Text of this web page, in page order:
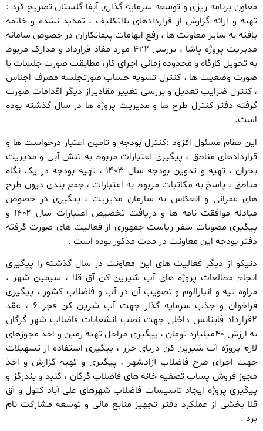
معاون برنامه ریزی و توسعه سرمایه گذاری آبفا گلستان تصریح کرد :
تهیه و ارائه گزارش از قراردادهای بلاتکلیف ، تمدید نشده و خاتمه
یافته به سایر معاونت ها ، رفع ابهامات پیمانکاران در خصوص سامانه
مدیریت پروژه پاشا ، بررسی ۴۲۲ مورد مفاد قرارداد و مدارک مربوط
به تحویل کارگاه و محدوده زمانی اجرای کار، مطابقت صورت جلسات با
صورت وضعیت ها ، کنترل تسویه حساب صورتجلسه مصرف اجناس
، کنترل ضرایب تعدیل و بررسی تغییر مقادیراز دیگر اقدامات صورت
گرفته دفتر کنترل طرح ها و مدیریت پروژه ها در سال گذشته بوده
است.
این مقام مسئول افزود :کنترل بودجه و تامین اعتبار درخواست ها و
قراردادهای مناطق ، پیگیری اعتبارات مربوط به تنش آبی و مدیریت
بحران ، تهیه و تدوین بودجه سال ۱۴۰۳ ، تهیه بودجه در یک نگاه
مناطق ، پاسخ به مکاتبات مربوط به اعتبارات ، جمع بندی دیون طرح
های عمرانی و انعکاس به سازمان مدیریت ، پیگیری در خصوص
مبادله موافقت نامه ها و دریافت تخصیص اعتبارات سال ۱۴۰۲ و
پیگیری مصوبات سفر ریاست جمهوری از فعالیت های صورت گرفته
دفتر بودجه این معاونت در مدت مذکور بوده است .
دنیکو از دیگر فعالیت های این معاونت در سال گذشته را پیگیری
انجام مطالعات پروژه های آب شیرین کن آق قلا ، سیمین شهر ،
مراوه تپه و انبارالوم و تصویب آن در آب و فاضلاب کشور ، پیگیری
فراخوان و جذب سرمایه گذار جهت آب شرین کن فجر ۶ ، عقد
۲قرارداد فاینانس داخلی جهت نصب انشعابات فاضلاب شهر گرگان
به ارزش ۴۰میلیارد تومان ، پیگیری مراحل تهیه زمین و اخذ مجوزهای
لازم پروژه آب شیرین کن دریای خزر ، پیگیری استفاده از تسهیلات
جهت اجرای طرح فاضلاب آزادشهر ، پیگیری و تهیه گزارش و اخذ
مجوز فروش پساب تصفیه خانه های فاضلاب گرگان ، گنبد و بندرگز و
پیگیری پروژه ایجاد تاسیسات فاضلاب شهرهای علی آباد کتول و آق
قلا بخشی از عملکرد دفتر تجهیز منابع مالی و توسعه مشارکت نام
برد .